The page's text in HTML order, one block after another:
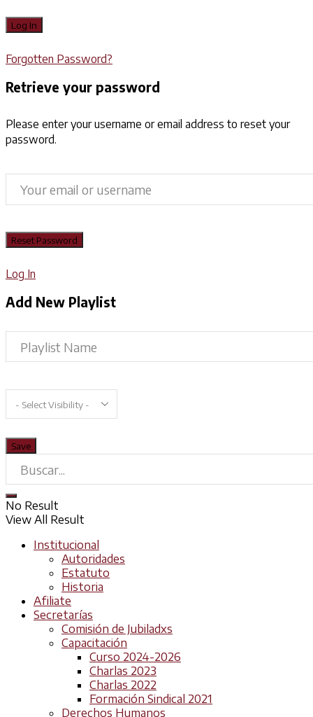
Forgotten Password?
Retrieve your password
Please enter your username or email address to reset your
password.
Log In
Add New Playlist
No Result
View All Result
Institucional
Autoridades
Estatuto
Historia
Afiliate
Secretarías
Comisión de Jubiladxs
Capacitación
Curso 2024-2026
Charlas 2023
Charlas 2022
Formación Sindical 2021
Derechos Humanos